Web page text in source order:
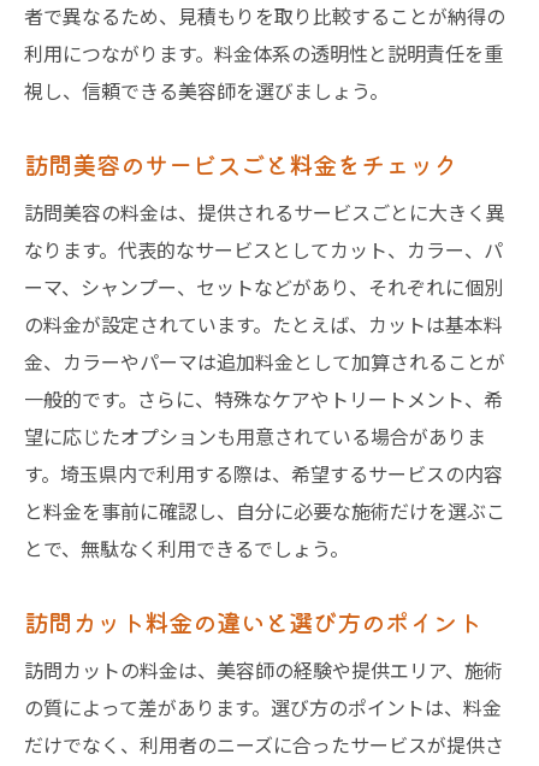
者で異なるため、見積もりを取り比較することが納得の
利用につながります。料金体系の透明性と説明責任を重
視し、信頼できる美容師を選びましょう。
訪問美容のサービスごと料金をチェック
訪問美容の料金は、提供されるサービスごとに大きく異
なります。代表的なサービスとしてカット、カラー、パ
ーマ、シャンプー、セットなどがあり、それぞれに個別
の料金が設定されています。たとえば、カットは基本料
金、カラーやパーマは追加料金として加算されることが
一般的です。さらに、特殊なケアやトリートメント、希
望に応じたオプションも用意されている場合がありま
す。埼玉県内で利用する際は、希望するサービスの内容
と料金を事前に確認し、自分に必要な施術だけを選ぶこ
とで、無駄なく利用できるでしょう。
訪問カット料金の違いと選び方のポイント
訪問カットの料金は、美容師の経験や提供エリア、施術
の質によって差があります。選び方のポイントは、料金
だけでなく、利用者のニーズに合ったサービスが提供さ